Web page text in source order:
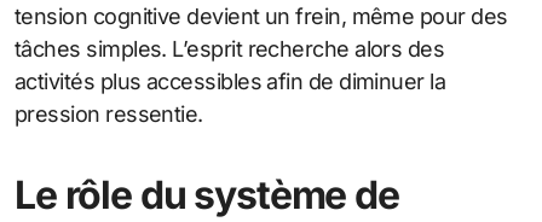
tension cognitive devient un frein, même pour des
tâches simples. L’esprit recherche alors des
activités plus accessibles afin de diminuer la
pression ressentie.
Le rôle du système de